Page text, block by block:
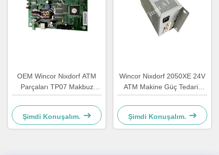
OEM Wincor Nixdorf ATM
Parçaları TP07 Makbuz
Yazıcısı Ana PCB
Denetleyicisi Tahta
01750063547
Şimdi Konuşalım.
Wincor Nixdorf 2050XE 24V
ATM Makine Güç Tedarik
Parçası 01750069162
1750069162
Şimdi Konuşalım.